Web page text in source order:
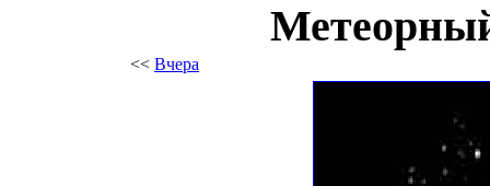
<< Вчера